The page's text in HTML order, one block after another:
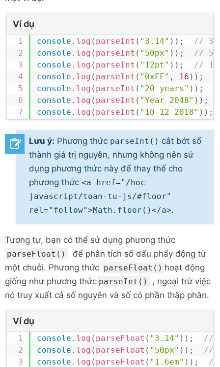
Ví dụ
console . log ( parseInt ( "3.14" ) ) ;
// 3
console . log ( parseInt ( "50px" ) ) ;
// 50
console . log ( parseInt ( "12pt" ) ) ;
// 12
console . log ( parseInt ( "0xFF" , 16 ) ) ;
console . log ( parseInt ( "20 years" ) ) ;
console . log ( parseInt ( "Year 2048" ) ) ;
console . log ( parseInt ( "10 12 2018" ) ) ;
Lưu ý: Phương thức parseInt() cắt bớt số
thành giá trị nguyên, nhưng không nên sử
dụng phương thức này để thay thế cho
phương thức <a href="/hoc-
javascript/toan-tu-js/#floor"
rel="follow">Math.floor()</a>.
Tương tự, bạn có thể sử dụng phương thức
parseFloat()
để phân tích số dấu phẩy động từ
một chuỗi. Phương thức parseFloat() hoạt động
giống như phương thức parseInt()
, ngoại trừ việc
nó truy xuất cả số nguyên và số có phần thập phân.
Ví dụ
console . log ( parseFloat ( "3.14" ) ) ;
//
console . log ( parseFloat ( "50px" ) ) ;
//
console . log ( parseFloat ( "1.6em" ) ) ;
//